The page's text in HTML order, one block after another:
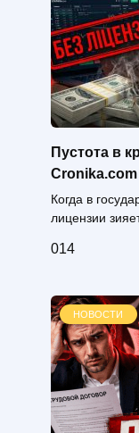
Пустота в
Когда в
лицензии
014
НОВОСТИ